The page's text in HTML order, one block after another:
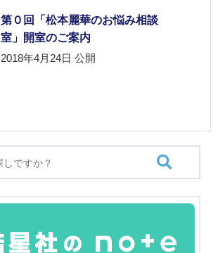
第０回「松本麗華のお悩み相談
室」開室のご案内
2018年4月24日 公開